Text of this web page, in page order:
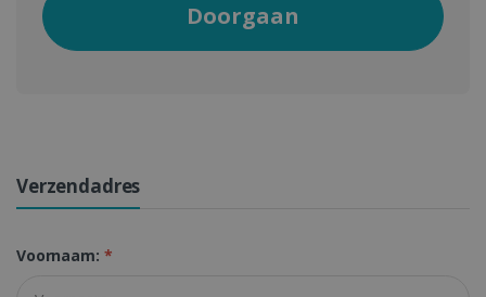
Doorgaan
Verzendadres
Voornaam: *